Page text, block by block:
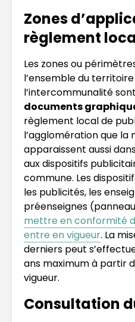
Zones
règlement
Les zones ou
l’ensemble du
l’intercommunalité sont
documents
règlement local de
l’agglomération que la
apparaissent aussi
aux dispositifs
commune. Les
les publicités, les
préenseignes
mettre en conformité
entre en vigueur. La
derniers peut
ans maximum à partir
vigueur.
Consultation